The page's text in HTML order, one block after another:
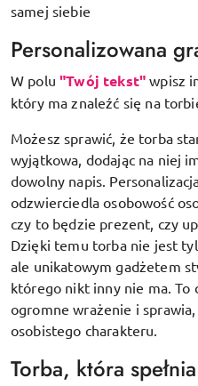
samej siebie
Personalizowana
W polu"Twój tekst" wpisz
który ma znaleźć się na
Możesz sprawić, że torba
wyjątkowa, dodając na niej
dowolny napis.
odzwierciedla osobowość
czy to będzie prezent, czy
Dzięki temu torba nie jest
ale unikatowym gadżetem
którego nikt inny nie ma. To
ogromne wrażenie i
osobistego charakteru.
Torba, która